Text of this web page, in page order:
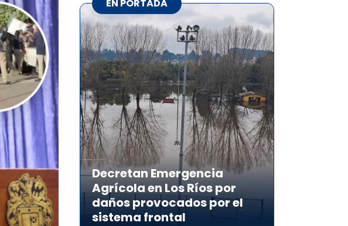
EN PORTADA
Decretan Emergencia
Agrícola en Los Ríos por
daños provocados por el
sistema frontal